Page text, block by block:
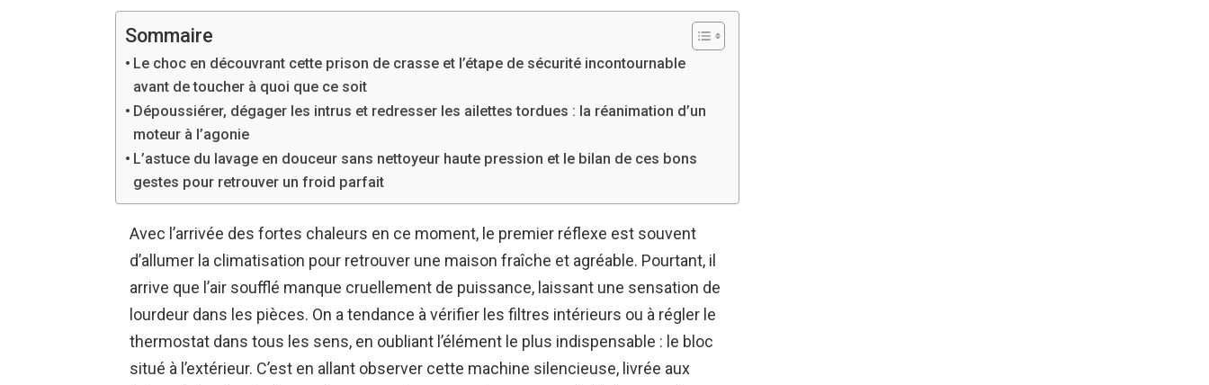
Sommaire
Le choc en découvrant cette prison de crasse et l’étape de sécurité incontournable
avant de toucher à quoi que ce soit
Dépoussiérer, dégager les intrus et redresser les ailettes tordues : la réanimation d’un
moteur à l’agonie
L’astuce du lavage en douceur sans nettoyeur haute pression et le bilan de ces bons
gestes pour retrouver un froid parfait
Avec l’arrivée des fortes chaleurs en ce moment, le premier réflexe est souvent
d’allumer la climatisation pour retrouver une maison fraîche et agréable. Pourtant, il
arrive que l’air soufflé manque cruellement de puissance, laissant une sensation de
lourdeur dans les pièces. On a tendance à vérifier les filtres intérieurs ou à régler le
thermostat dans tous les sens, en oubliant l’élément le plus indispensable : le bloc
situé à l’extérieur. C’est en allant observer cette machine silencieuse, livrée aux